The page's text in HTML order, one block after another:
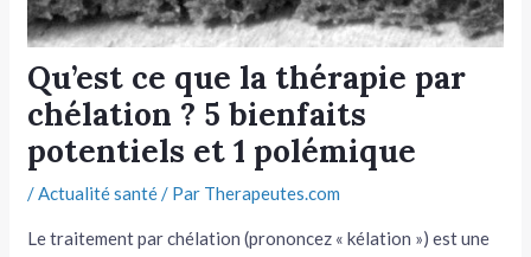
Qu’est ce que la thérapie par
chélation ? 5 bienfaits
potentiels et 1 polémique
/Actualité santé/ Par Therapeutes.com
Le traitement par chélation (prononcez « kélation ») est une